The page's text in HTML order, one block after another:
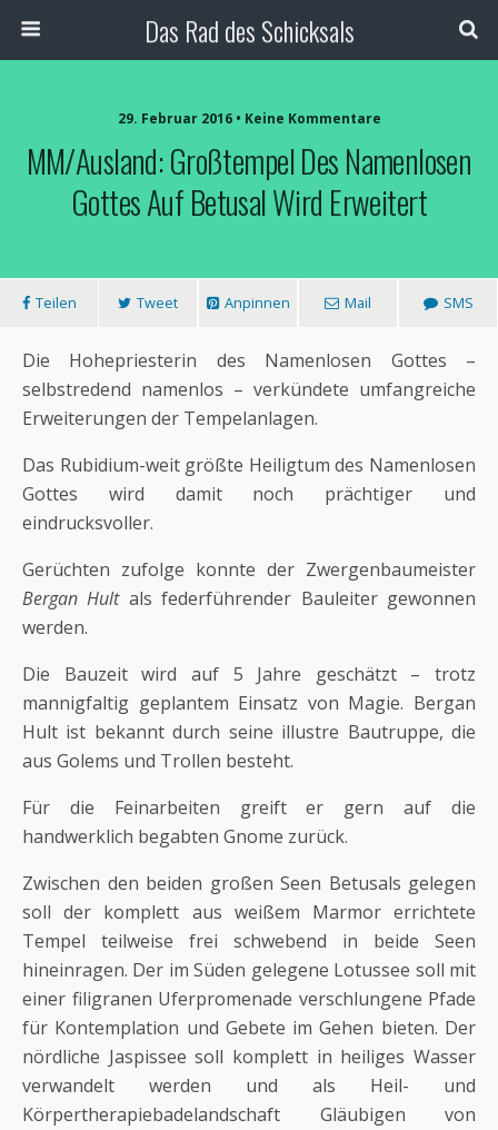
Das Rad des Schicksals
29. Februar 2016 • Keine Kommentare
MM/Ausland: Großtempel Des Namenlosen
Gottes Auf Betusal Wird Erweitert
Teilen Tweet Anpinnen Mail SMS
Die Hohepriesterin des Namenlosen Gottes –
selbstredend namenlos – verkündete umfangreiche
Erweiterungen der Tempelanlagen.
Das Rubidium-weit größte Heiligtum des Namenlosen
Gottes wird damit noch prächtiger und
eindrucksvoller.
Gerüchten zufolge konnte der Zwergenbaumeister
Bergan Hultals federführender Bauleiter gewonnen
werden.
Die Bauzeit wird auf 5 Jahre geschätzt – trotz
mannigfaltig geplantem Einsatz von Magie. Bergan
Hult ist bekannt durch seine illustre Bautruppe, die
aus Golems und Trollen besteht.
Für die Feinarbeiten greift er gern auf die
handwerklich begabten Gnome zurück.
Zwischen den beiden großen Seen Betusals gelegen
soll der komplett aus weißem Marmor errichtete
Tempel teilweise frei schwebend in beide Seen
hineinragen. Der im Süden gelegene Lotussee soll mit
einer filigranen Uferpromenade verschlungene Pfade
für Kontemplation und Gebete im Gehen bieten. Der
nördliche Jaspissee soll komplett in heiliges Wasser
verwandelt werden und als Heil- und
Körpertherapiebadelandschaft Gläubigen von